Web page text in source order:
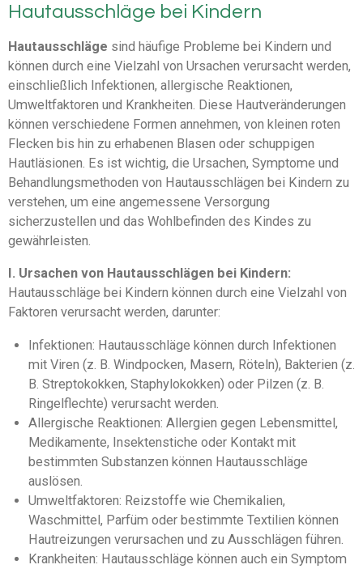
Hautausschläge bei Kindern
Hautausschläge sind häufige Probleme bei Kindern und
können durch eine Vielzahl von Ursachen verursacht werden,
einschließlich Infektionen, allergische Reaktionen,
Umweltfaktoren und Krankheiten. Diese Hautveränderungen
können verschiedene Formen annehmen, von kleinen roten
Flecken bis hin zu erhabenen Blasen oder schuppigen
Hautläsionen. Es ist wichtig, die Ursachen, Symptome und
Behandlungsmethoden von Hautausschlägen bei Kindern zu
verstehen, um eine angemessene Versorgung
sicherzustellen und das Wohlbefinden des Kindes zu
gewährleisten.
I. Ursachen von Hautausschlägen bei Kindern:
Hautausschläge bei Kindern können durch eine Vielzahl von
Faktoren verursacht werden, darunter:
Infektionen: Hautausschläge können durch Infektionen
mit Viren (z. B. Windpocken, Masern, Röteln), Bakterien (z.
B. Streptokokken, Staphylokokken) oder Pilzen (z. B.
Ringelflechte) verursacht werden.
Allergische Reaktionen: Allergien gegen Lebensmittel,
Medikamente, Insektenstiche oder Kontakt mit
bestimmten Substanzen können Hautausschläge
auslösen.
Umweltfaktoren: Reizstoffe wie Chemikalien,
Waschmittel, Parfüm oder bestimmte Textilien können
Hautreizungen verursachen und zu Ausschlägen führen.
Krankheiten: Hautausschläge können auch ein Symptom